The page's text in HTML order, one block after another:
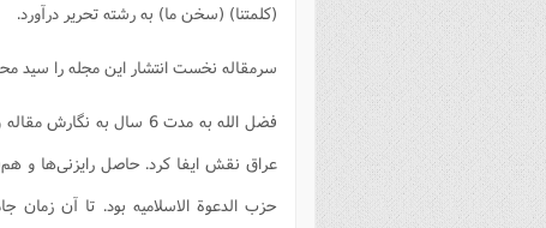
(کلمتنا) (سخن ما) به رشته تحریر درآورد.
سرمقاله نخست انتشار این مجله را سید
فضل الله به مدت 6 سال
عراق نقش ایفا کرد. حاصل رایزنی‌ها و
حزب‌ الدعوة الاسلامیه بود. تا آن